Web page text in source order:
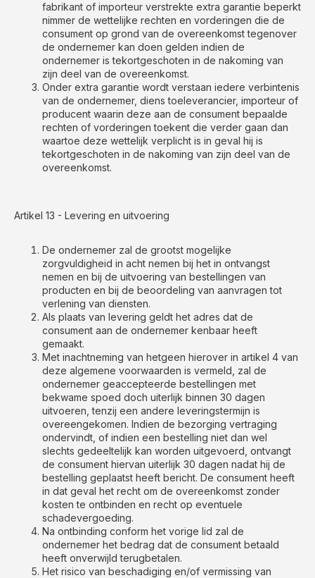
fabrikant of importeur verstrekte extra garantie beperkt
nimmer de wettelijke rechten en vorderingen die de
consument op grond van de overeenkomst tegenover
de ondernemer kan doen gelden indien de
ondernemer is tekortgeschoten in de nakoming van
zijn deel van de overeenkomst.
Onder extra garantie wordt verstaan iedere verbintenis
van de ondernemer, diens toeleverancier, importeur of
producent waarin deze aan de consument bepaalde
rechten of vorderingen toekent die verder gaan dan
waartoe deze wettelijk verplicht is in geval hij is
tekortgeschoten in de nakoming van zijn deel van de
overeenkomst.
Artikel 13 - Levering en uitvoering
De ondernemer zal de grootst mogelijke
zorgvuldigheid in acht nemen bij het in ontvangst
nemen en bij de uitvoering van bestellingen van
producten en bij de beoordeling van aanvragen tot
verlening van diensten.
Als plaats van levering geldt het adres dat de
consument aan de ondernemer kenbaar heeft
gemaakt.
Met inachtneming van hetgeen hierover in artikel 4 van
deze algemene voorwaarden is vermeld, zal de
ondernemer geaccepteerde bestellingen met
bekwame spoed doch uiterlijk binnen 30 dagen
uitvoeren, tenzij een andere leveringstermijn is
overeengekomen. Indien de bezorging vertraging
ondervindt, of indien een bestelling niet dan wel
slechts gedeeltelijk kan worden uitgevoerd, ontvangt
de consument hiervan uiterlijk 30 dagen nadat hij de
bestelling geplaatst heeft bericht. De consument heeft
in dat geval het recht om de overeenkomst zonder
kosten te ontbinden en recht op eventuele
schadevergoeding.
Na ontbinding conform het vorige lid zal de
ondernemer het bedrag dat de consument betaald
heeft onverwijld terugbetalen.
Het risico van beschadiging en/of vermissing van